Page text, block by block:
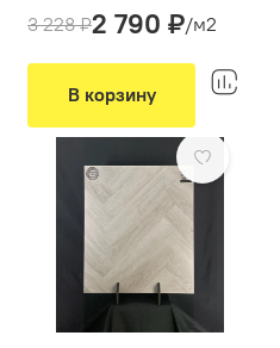
Толщина(мм):4
Вид укладки:
Английская елка
Цвет:
Коричневый, Серый
3 228 ₽2 790 ₽/м2
В корзину